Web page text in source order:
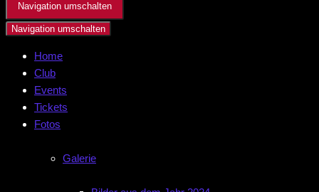
Navigation umschalten
Navigation umschalten
Home
Club
Events
Tickets
Fotos
Galerie